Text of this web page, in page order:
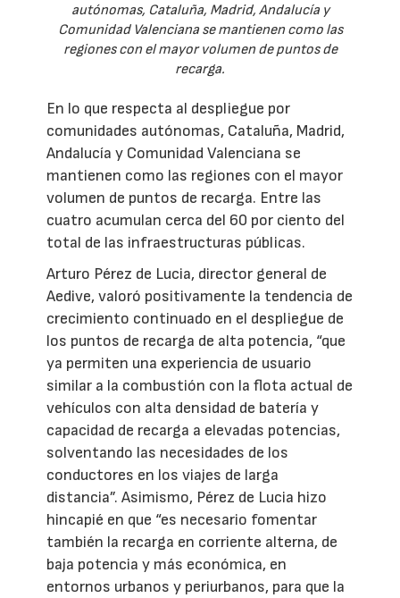
autónomas, Cataluña, Madrid, Andalucía y
Comunidad Valenciana se mantienen como las
regiones con el mayor volumen de puntos de
recarga.
En lo que respecta al despliegue por
comunidades autónomas, Cataluña, Madrid,
Andalucía y Comunidad Valenciana se
mantienen como las regiones con el mayor
volumen de puntos de recarga. Entre las
cuatro acumulan cerca del 60 por ciento del
total de las infraestructuras públicas.
Arturo Pérez de Lucia, director general de
Aedive, valoró positivamente la tendencia de
crecimiento continuado en el despliegue de
los puntos de recarga de alta potencia, “que
ya permiten una experiencia de usuario
similar a la combustión con la flota actual de
vehículos con alta densidad de batería y
capacidad de recarga a elevadas potencias,
solventando las necesidades de los
conductores en los viajes de larga
distancia”. Asimismo, Pérez de Lucia hizo
hincapié en que “es necesario fomentar
también la recarga en corriente alterna, de
baja potencia y más económica, en
entornos urbanos y periurbanos, para que la